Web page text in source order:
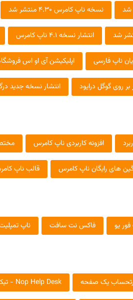
نسخه ناپ کامرس 4.30 منتشر شد
انتشار نسخه 4.1 ناپ کامرس
ناپ فارسی اپلیکیشن آی او اس
روی گوگل درایود انتشار نسخه جدید
افزونه کاربردی ناپ کامرس
های رایگان ناپ کامرس قالب ناپ
یو فاکس نت سافت ناپ
Nop Help Desk - تیکت پشتیبانی